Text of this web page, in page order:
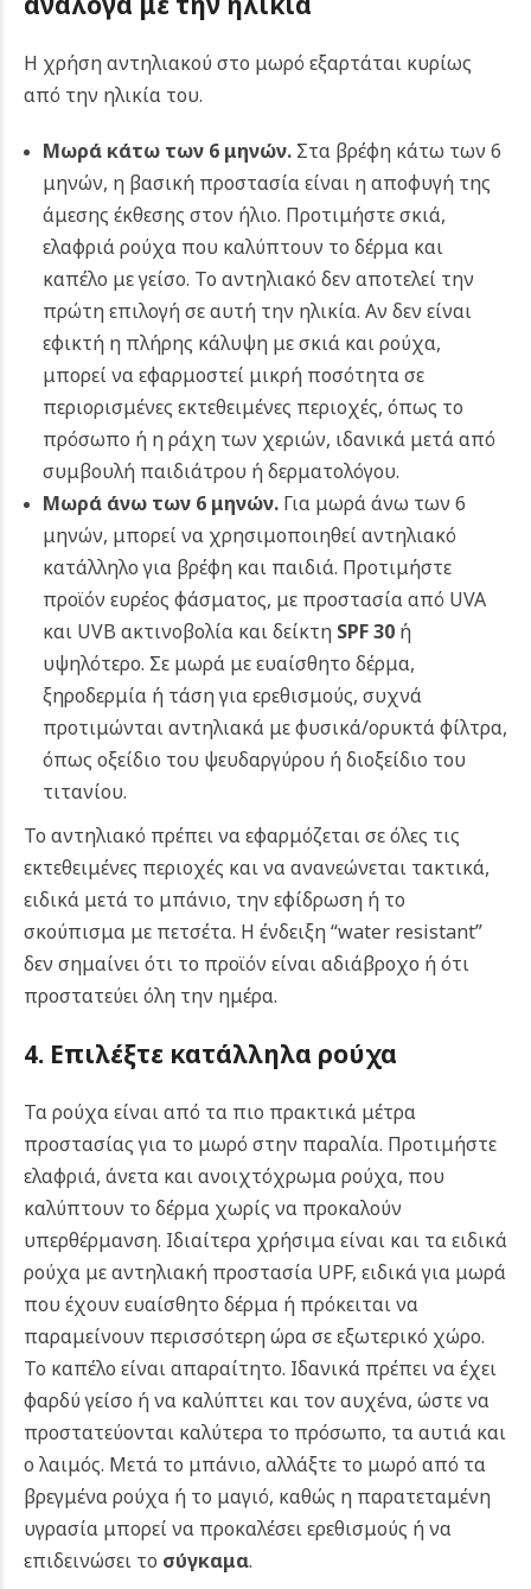
Η χρήση αντηλιακού στο μωρό εξαρτάται κυρίως
από την ηλικία του.
Μωρά κάτω των 6 μηνών. Στα βρέφη κάτω των 6
μηνών, η βασική προστασία είναι η αποφυγή της
άμεσης έκθεσης στον ήλιο. Προτιμήστε σκιά,
ελαφριά ρούχα που καλύπτουν το δέρμα και
καπέλο με γείσο. Το αντηλιακό δεν αποτελεί την
πρώτη επιλογή σε αυτή την ηλικία. Αν δεν είναι
εφικτή η πλήρης κάλυψη με σκιά και ρούχα,
μπορεί να εφαρμοστεί μικρή ποσότητα σε
περιορισμένες εκτεθειμένες περιοχές, όπως το
πρόσωπο ή η ράχη των χεριών, ιδανικά μετά από
συμβουλή παιδιάτρου ή δερματολόγου.
Μωρά άνω των 6 μηνών. Για μωρά άνω των 6
μηνών, μπορεί να χρησιμοποιηθεί αντηλιακό
κατάλληλο για βρέφη και παιδιά. Προτιμήστε
προϊόν ευρέος φάσματος, με προστασία από UVA
και UVB ακτινοβολία και δείκτη SPF 30 ή
υψηλότερο. Σε μωρά με ευαίσθητο δέρμα,
ξηροδερμία ή τάση για ερεθισμούς, συχνά
προτιμώνται αντηλιακά με φυσικά/ορυκτά φίλτρα,
όπως οξείδιο του ψευδαργύρου ή διοξείδιο του
τιτανίου.
Το αντηλιακό πρέπει να εφαρμόζεται σε όλες τις
εκτεθειμένες περιοχές και να ανανεώνεται τακτικά,
ειδικά μετά το μπάνιο, την εφίδρωση ή το
σκούπισμα με πετσέτα. Η ένδειξη “water resistant”
δεν σημαίνει ότι το προϊόν είναι αδιάβροχο ή ότι
προστατεύει όλη την ημέρα.
4. Επιλέξτε κατάλληλα ρούχα
Τα ρούχα είναι από τα πιο πρακτικά μέτρα
προστασίας για το μωρό στην παραλία. Προτιμήστε
ελαφριά, άνετα και ανοιχτόχρωμα ρούχα, που
καλύπτουν το δέρμα χωρίς να προκαλούν
υπερθέρμανση. Ιδιαίτερα χρήσιμα είναι και τα ειδικά
ρούχα με αντηλιακή προστασία UPF, ειδικά για μωρά
που έχουν ευαίσθητο δέρμα ή πρόκειται να
παραμείνουν περισσότερη ώρα σε εξωτερικό χώρο.
Το καπέλο είναι απαραίτητο. Ιδανικά πρέπει να έχει
φαρδύ γείσο ή να καλύπτει και τον αυχένα, ώστε να
προστατεύονται καλύτερα το πρόσωπο, τα αυτιά και
ο λαιμός. Μετά το μπάνιο, αλλάξτε το μωρό από τα
βρεγμένα ρούχα ή το μαγιό, καθώς η παρατεταμένη
υγρασία μπορεί να προκαλέσει ερεθισμούς ή να
επιδεινώσει το σύγκαμα.